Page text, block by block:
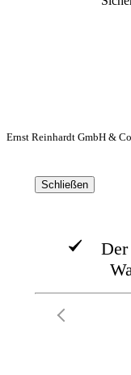
Ernst Reinhardt GmbH &
Schließen